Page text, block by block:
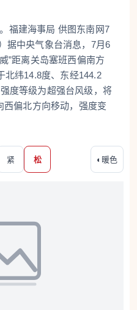
福建海事局 供图东南网7
据中央气象台消息，7月6
”距离关岛塞班西偏南方
北纬14.8度、东经144.2
度等级为超强台风级，将
西偏北方向移动，强度变
紧 松 ◐ 暖色